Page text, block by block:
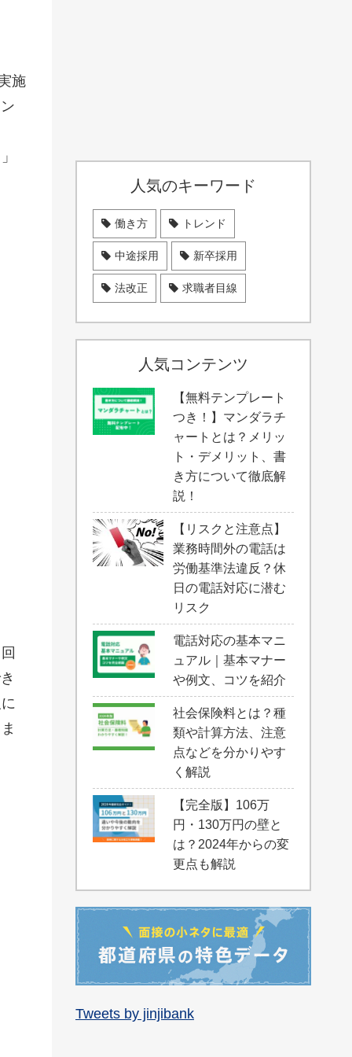
施
人気のキーワード
働き方 トレンド
中途採用 新卒採用
法改正 求職者目線
人気コンテンツ
【無料テンプレート
つき！】マンダラチ
ャートとは？メリッ
ト・デメリット、書
き方について徹底解
説！
【リスクと注意点】
業務時間外の電話は
労働基準法違反？休
日の電話対応に潜む
リスク
電話対応の基本マニ
ュアル｜基本マナー
や例文、コツを紹介
社会保険料とは？種
類や計算方法、注意
点などを分かりやす
く解説
【完全版】106万
円・130万円の壁と
は？2024年からの変
更点も解説
Tweets by jinjibank